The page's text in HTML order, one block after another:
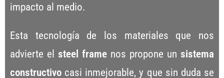
impacto al medio.
Esta tecnología de los materiales que nos
advierte el steel frame nos propone un sistema
constructivo casi inmejorable, y que sin duda se